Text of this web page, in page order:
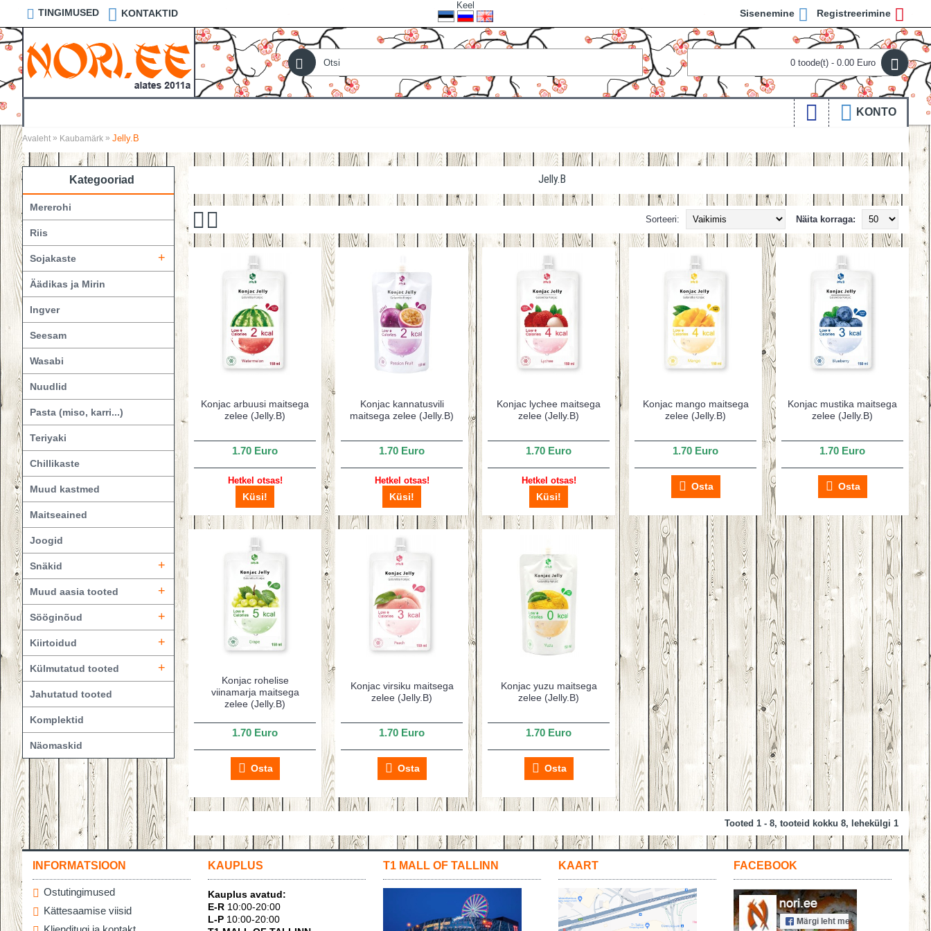
TINGIMUSED KONTAKTID
Keel
Sisenemine Registreerimine
0 toode(t) - 0.00 Euro
KONTO
Avaleht » Kaubamärk » Jelly.B
Kategooriad
Mererohi
Riis
Sojakaste +
Äädikas ja Mirin
Ingver
Seesam
Wasabi
Nuudlid
Pasta (miso, karri...)
Teriyaki
Сhillikaste
Muud kastmed
Maitseained
Joogid
Snäkid +
Muud aasia tooted +
Sööginõud +
Kiirtoidud +
Külmutatud tooted +
Jahutatud tooted
Komplektid
Näomaskid
Jelly.B
Näita korraga:
Sorteeri:
Konjac arbuusi maitsega
zelee (Jelly.B)
1.70 Euro
Hetkel otsas!
Küsi!
Konjac kannatusvili
maitsega zelee (Jelly.B)
1.70 Euro
Hetkel otsas!
Küsi!
Konjac lychee maitsega
zelee (Jelly.B)
1.70 Euro
Hetkel otsas!
Küsi!
Konjac mango maitsega
zelee (Jelly.B)
1.70 Euro
Osta
Konjac mustika maitsega
zelee (Jelly.B)
1.70 Euro
Osta
Konjac rohelise
viinamarja maitsega
zelee (Jelly.B)
1.70 Euro
Osta
Konjac virsiku maitsega
zelee (Jelly.B)
1.70 Euro
Osta
Konjac yuzu maitsega
zelee (Jelly.B)
1.70 Euro
Osta
Tooted 1 - 8, tooteid kokku 8, lehekülgi 1
INFORMATSIOON
Ostutingimused
Kättesaamise viisid
KAUPLUS
Kauplus avatud:
E-R 10:00-20:00
L-P 10:00-20:00
T1 MALL OF TALLINN KAART FACEBOOK